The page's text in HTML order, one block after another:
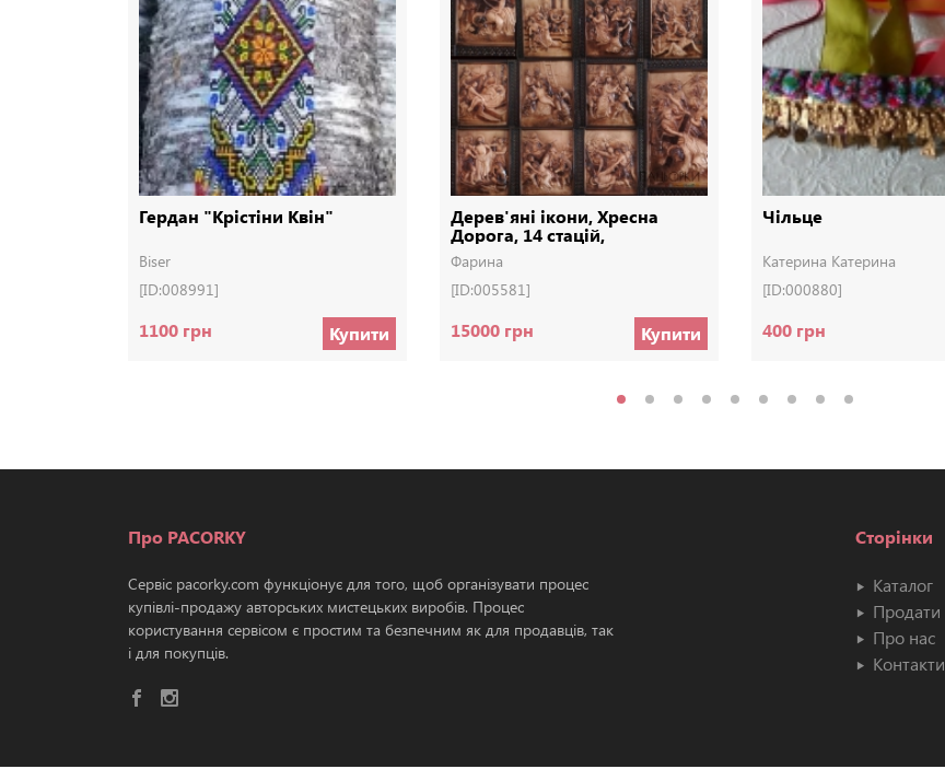
Гердан "Крістіни Квін"
Biser
[ID:008991]
1100 грн Купити
Дерев'яні ікони, Хресна
Дорога, 14 стацій,
Деревянные иконы
Фарина
[ID:005581]
15000 грн Купити
Чільце
Катерина Катерина
[ID:000880]
400 грн
Про PACORKY
Сервіс pacorky.com функціонує для того, щоб організувати процес
купівлі-продажу авторських мистецьких виробів. Процес
користування сервісом є простим та безпечним як для продавців, так
і для покупців.
Сторінки
Каталог
Продати
Про нас
Контакти